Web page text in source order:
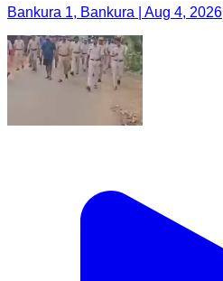
Bankura 1, Bankura | Aug 4, 2026